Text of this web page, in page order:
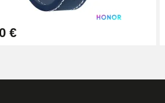
1,50 mm - 8 à 25 mm
€